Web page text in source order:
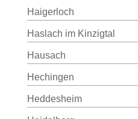
Haigerloch
Haslach im Kinzigtal
Hausach
Hechingen
Heddesheim